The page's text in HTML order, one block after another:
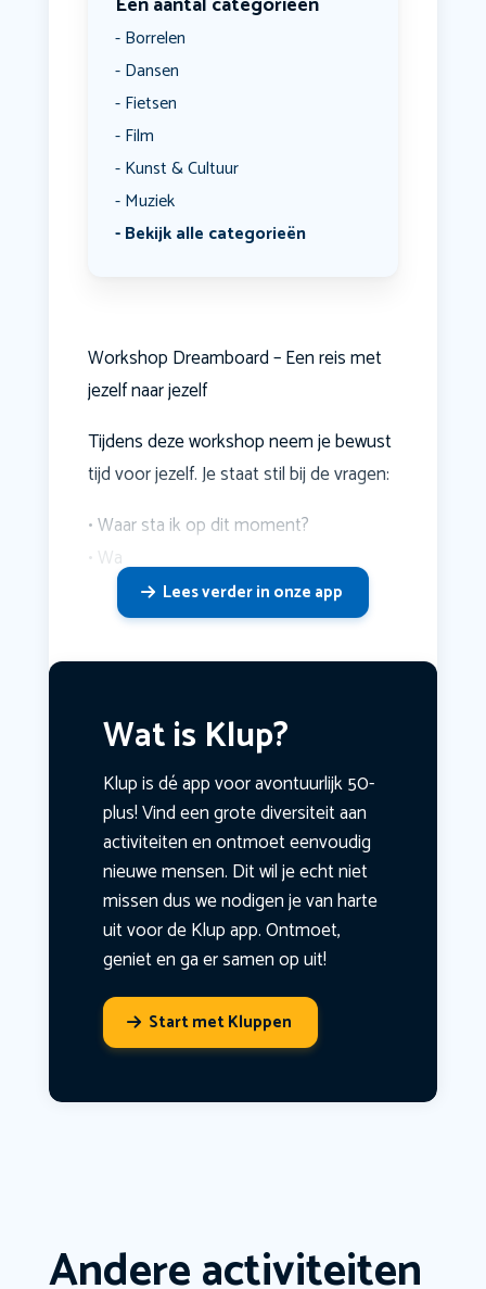
Borrelen
Dansen
Fietsen
Film
Kunst & Cultuur
Muziek
Bekijk alle categorieën
Workshop Dreamboard – Een reis met
jezelf naar jezelf
Tijdens deze workshop neem je bewust
tijd voor jezelf. Je staat stil bij de vragen:
• Waar sta ik op dit moment?
• Wa
Lees verder in onze app
Wat is Klup?
Klup is dé app voor avontuurlijk 50-
plus! Vind een grote diversiteit aan
activiteiten en ontmoet eenvoudig
nieuwe mensen. Dit wil je echt niet
missen dus we nodigen je van harte
uit voor de Klup app. Ontmoet,
geniet en ga er samen op uit!
Start met Kluppen
Andere activiteiten